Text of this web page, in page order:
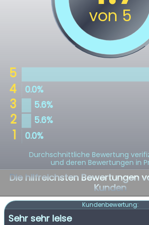
Durchschnittliche Bewertung
und deren Bewertungen in
Die hilfreichsten Bewertungen
Kunden
Kundenbewertung:
Sehr sehr leise